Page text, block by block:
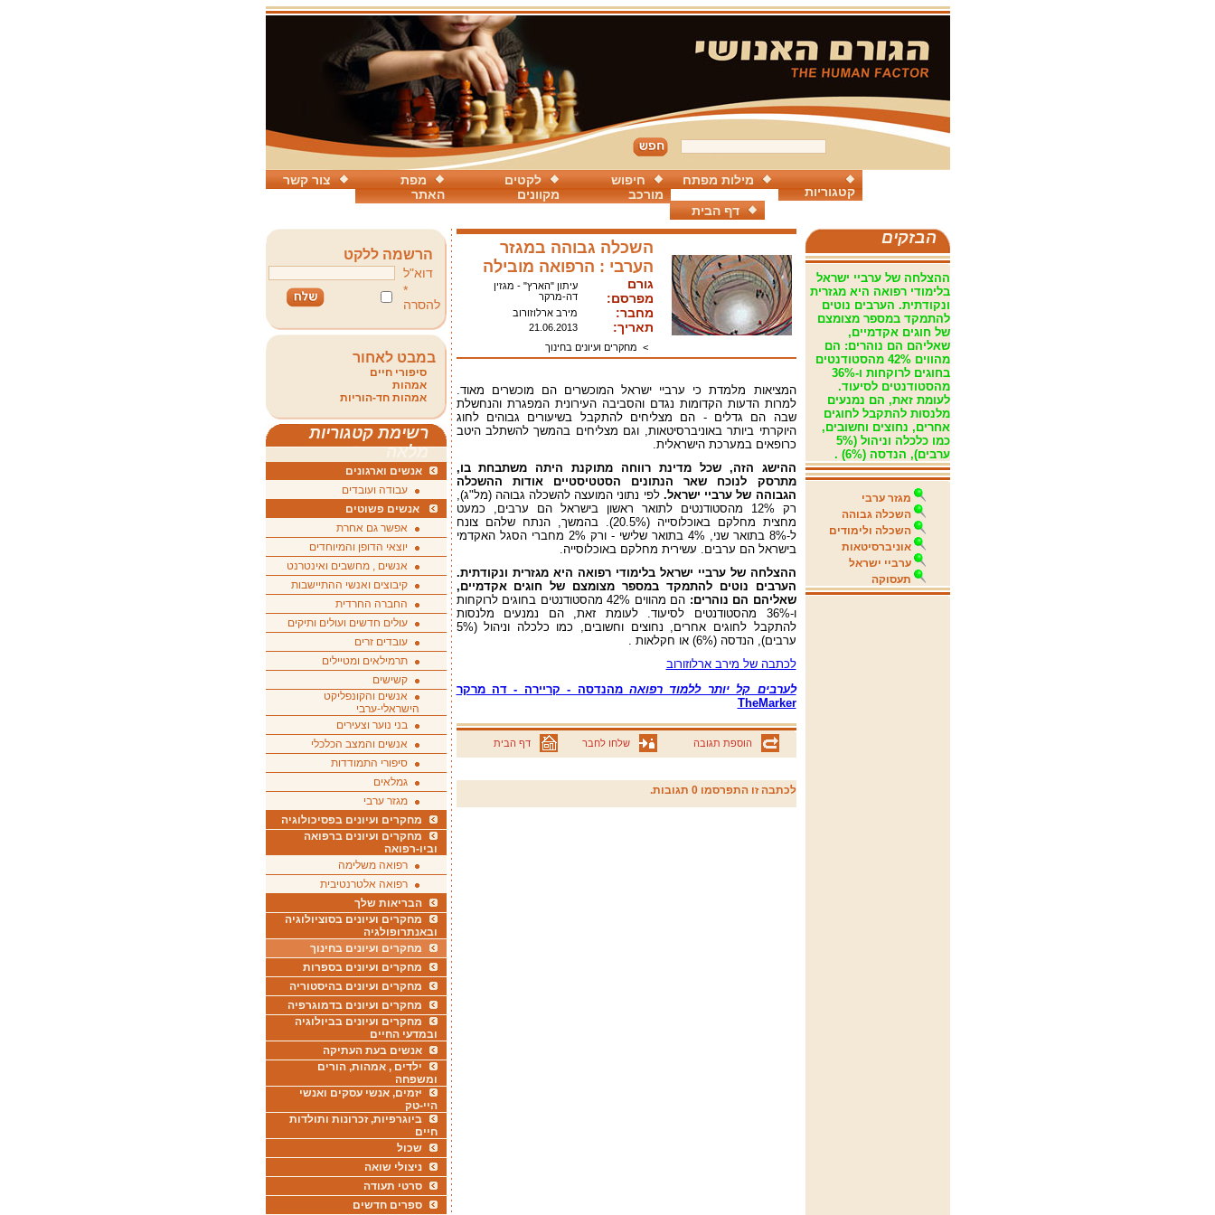
צור קשר
מפת
האתר
לקטים
מקוונים
חיפוש
מורכב
מילות מפתח
קטגוריות
דף הבית
הבזקים
ההצלחה של ערביי ישראל
בלימודי רפואה היא מגזרית
ונקודתית. הערבים נוטים
להתמקד במספר מצומצם
של חוגים אקדמיים,
שאליהם הם נוהרים: הם
מהווים 42% מהסטודנטים
בחוגים לרוקחות ו-36%
מהסטודנטים לסיעוד.
לעומת זאת, הם נמנעים
מלנסות להתקבל לחוגים
אחרים, נחוצים וחשובים,
כמו כלכלה וניהול ‏(5%
ערבים‏), הנדסה ‏(6%‏) .
מגזר ערבי
השכלה גבוהה
השכלה ולימודים
אוניברסיטאות
ערביי ישראל
תעסוקה
השכלה גבוהה במגזר
הערבי : הרפואה מובילה
גורם
מפרסם:
עיתון "הארץ" - מגזין
דה-מרקר
מחבר: מירב ארלוזורוב
תאריך:
21.06.2013
> מחקרים ועיונים בחינוך
המציאות מלמדת כי ערביי ישראל המוכשרים הם מוכשרים מאוד.
למרות הדעות הקדומות נגדם והסביבה העירונית המפגרת והנחשלת
שבה הם גדלים - הם מצליחים להתקבל בשיעורים גבוהים לחוג
היוקרתי ביותר באוניברסיטאות, וגם מצליחים בהמשך להשתלב היטב
כרופאים במערכת הישראלית.
ההישג הזה, שכל מדינת רווחה מתוקנת היתה משתבחת בו,
מתרסק לנוכח שאר הנתונים הסטטיסטיים אודות ההשכלה
הגבוהה של ערביי ישראל. לפי נתוני המועצה להשכלה גבוהה ‏(מל"ג‏),
רק 12% מהסטודנטים לתואר ראשון בישראל הם ערבים, כמעט
מחצית מחלקם באוכלוסייה ‏(20.5%‏). בהמשך, הנתח שלהם צונח
ל-8% בתואר שני, 4% בתואר שלישי - ורק 2% מחברי הסגל האקדמי
בישראל הם ערבים. עשירית מחלקם באוכלוסייה.
ההצלחה של ערביי ישראל בלימודי רפואה היא מגזרית ונקודתית.
הערבים נוטים להתמקד במספר מצומצם של חוגים אקדמיים,
שאליהם הם נוהרים:
הם מהווים 42% מהסטודנטים בחוגים לרוקחות
ו-36% מהסטודנטים לסיעוד. לעומת זאת, הם נמנעים מלנסות
להתקבל לחוגים אחרים, נחוצים וחשובים, כמו כלכלה וניהול ‏(5%
ערבים‏), הנדסה ‏(6%‏) או חקלאות .
לכתבה של מירב ארלוזורוב
לערבים קל יותר ללמוד רפואה מהנדסה - קריירה - דה מרקר
TheMarker
הוספת תגובה שלחו לחבר דף הבית
לכתבה זו התפרסמו 0 תגובות.
הרשמה ללקט
דוא"ל
*
להסרה
במבט לאחור
סיפורי חיים
אמהות
אמהות חד-הוריות
רשימת קטגוריות
מלאה
אנשים וארגונים
עבודה ועובדים
אנשים פשוטים
אפשר גם אחרת
יוצאי הדופן והמיוחדים
אנשים , מחשבים ואינטרנט
קיבוצים ואנשי ההתיישבות
החברה החרדית
עולים חדשים ועולים ותיקים
עובדים זרים
תרמילאים ומטיילים
קשישים
אנשים והקונפליקט
הישראלי-ערבי
בני נוער וצעירים
אנשים והמצב הכלכלי
סיפורי התמודדות
גמלאים
מגזר ערבי
מחקרים ועיונים בפסיכולוגיה
מחקרים ועיונים ברפואה
וביו-רפואה
רפואה משלימה
רפואה אלטרנטיבית
הבריאות שלך
מחקרים ועיונים בסוציולוגיה
ובאנתרופולגיה
מחקרים ועיונים בחינוך
מחקרים ועיונים בספרות
מחקרים ועיונים בהיסטוריה
מחקרים ועיונים בדמוגרפיה
מחקרים ועיונים בביולוגיה
ובמדעי החיים
אנשים בעת העתיקה
ילדים , אמהות, הורים
ומשפחה
יזמים, אנשי עסקים ואנשי
היי-טק
ביוגרפיות, זכרונות ותולדות
חיים
שכול
ניצולי שואה
סרטי תעודה
ספרים חדשים